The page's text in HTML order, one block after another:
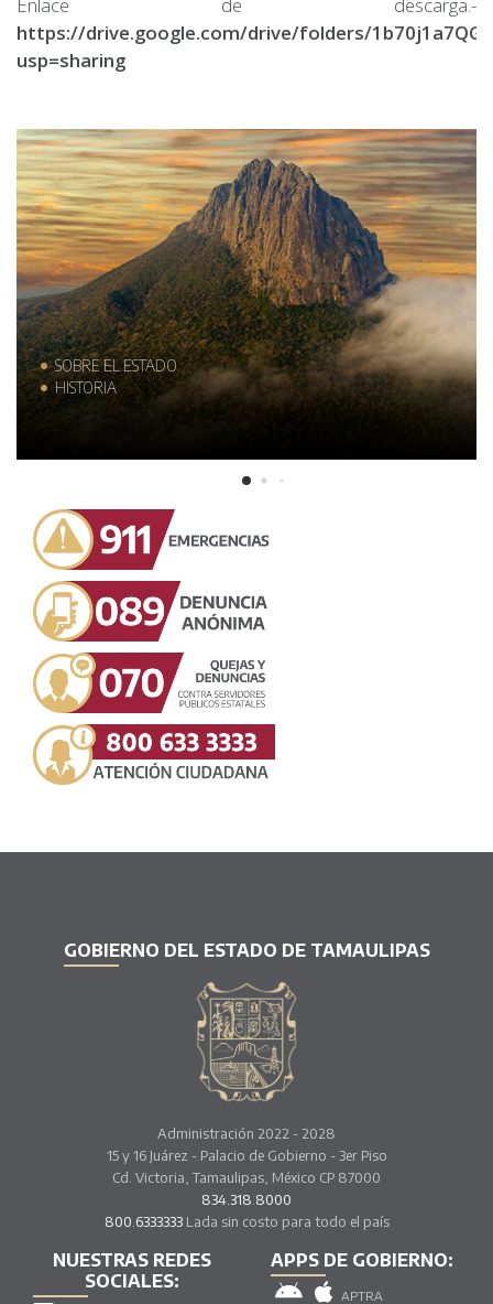
https://drive.google.com/drive/folders/
usp=sharing
SOBRE EL ESTADO
HISTORIA
GOBIERNO DEL ESTADO DE TAMAULIPAS
Administración 2022 - 2028
15 y 16 Juárez - Palacio de Gobierno - 3er Piso
Cd. Victoria, Tamaulipas, México CP 87000
834.318.8000
800.6333333Lada sin costo para todo el país
NUESTRAS REDES
SOCIALES:
APPS DE GOBIERNO:
APTRA